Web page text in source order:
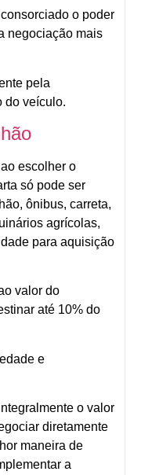
o poder
negociação mais
pela
do veículo.
escolher o
só pode ser
ônibus, carreta,
agrícolas,
para aquisição
valor do
até 10% do
e
o valor
diretamente
maneira de
a